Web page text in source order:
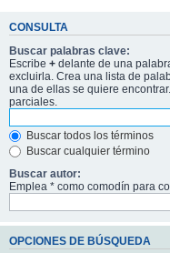
CONSULTA
Buscar palabras clave:
Escribe + delante de una
excluirla. Crea una lista de
una de ellas se quiere
parciales.
Buscar todos los términos
Buscar cualquier término
Buscar autor:
Emplea * como comodín para
OPCIONES DE BÚSQUEDA